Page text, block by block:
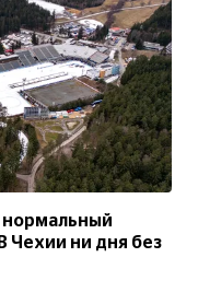
нормальный
Чехии ни дня без